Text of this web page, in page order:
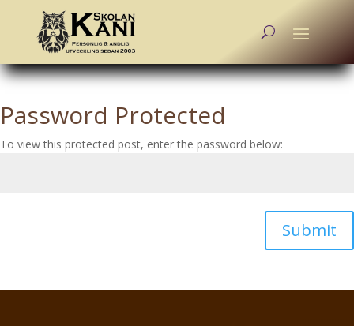
Password Protected
To view this protected post, enter the password below:
Submit